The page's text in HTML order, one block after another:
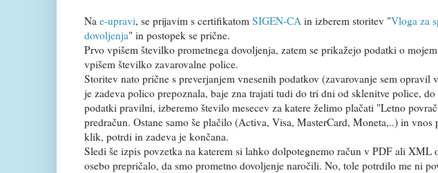
Na e-upravi, se prijavim s certifikatom SIGEN-CA in izberem storitev "Vloga za
dovoljenja" in postopek se prične.
Prvo vpišem številko prometnega dovoljenja, zatem se prikažejo podatki o
vpišem številko zavarovalne police.
Storitev nato prične s preverjanjem vnesenih podatkov (zavarovanje sem opravil
je zadeva polico prepoznala, baje zna trajati tudi do tri dni od sklenitve police,
podatki pravilni, izberemo število mesecev za katere želimo plačati "Letno
predračun. Ostane samo še plačilo (Activa, Visa, MasterCard, Moneta,..) in
klik, potrdi in zadeva je končana.
Sledi še izpis povzetka na katerem si lahko dolpotegnemo račun v PDF ali
osebo prepričalo, da smo prometno dovoljenje naročili. No, tole potrdilo me ni